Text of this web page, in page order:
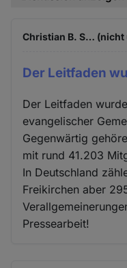
Christian B. S…
Der Leitfaden
Der Leitfaden
evangelischer
Gegenwärtig
mit rund 41.203
In Deutschland
Freikirchen aber
Pressearbeit!